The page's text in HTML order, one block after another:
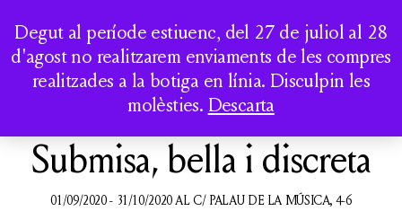
LA CASA DELS
CLÀSSICS
QUI SOM
ACTIVITATS
CATÀLEG
Submisa, bella i discreta
01/09/2020 - 31/10/2020 AL C/ PALAU DE LA MÚSICA, 4-6
Degut al període estiuenc, del 27 de juliol al 28
d'agost no realitzarem enviaments de les compres
realitzades a la botiga en línia. Disculpin les
molèsties. Descarta